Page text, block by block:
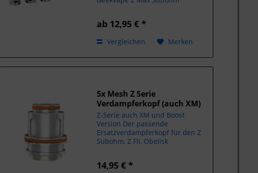
Dual 55 - 65 Watt 0,2 Ohm Triple
100 Watt 0,15 Ohm 80...
ab 12,95 € *
Vergleichen Merken
5x Mesh Z Serie
Verdampferkopf (auch XM)
Z-Serie auch XM und Boost
Version Der passende
Ersatzverdampferkopf für den Z
Subohm, Z Fli, Obelisk
Ohm 70 - 80 Watt - Mesh Z 0,25
14,95 € *